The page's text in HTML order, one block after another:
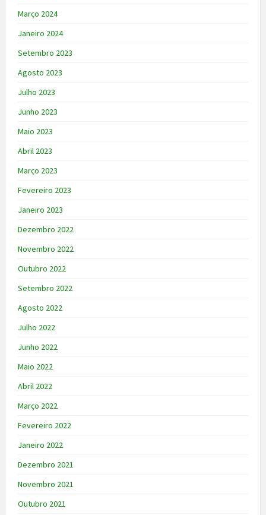
Março 2024
Janeiro 2024
Setembro 2023
Agosto 2023
Julho 2023
Junho 2023
Maio 2023
Abril 2023
Março 2023
Fevereiro 2023
Janeiro 2023
Dezembro 2022
Novembro 2022
Outubro 2022
Setembro 2022
Agosto 2022
Julho 2022
Junho 2022
Maio 2022
Abril 2022
Março 2022
Fevereiro 2022
Janeiro 2022
Dezembro 2021
Novembro 2021
Outubro 2021